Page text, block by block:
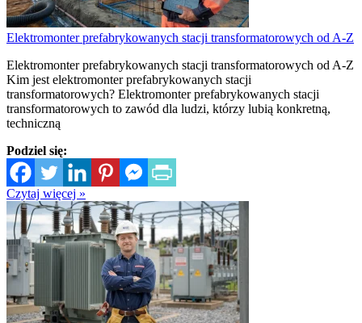
Elektromonter prefabrykowanych stacji transformatorowych od A-Z
Elektromonter prefabrykowanych stacji transformatorowych od A-Z
Kim jest elektromonter prefabrykowanych stacji
transformatorowych? Elektromonter prefabrykowanych stacji
transformatorowych to zawód dla ludzi, którzy lubią konkretną,
techniczną
Podziel się:
Czytaj więcej »